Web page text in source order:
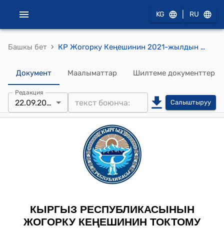
KG RU
Башкы бет › КР Жогорку Кеңешинин 2021-жылдын 22-сентябрындагы № 4846-VI "Кыргыз Республикасынын айрым мыйзам актыларына ("Энергиянын кайра жаралуучу булактары жөнүндө", "Кыргыз Республикасындагы лицензиялык-уруксат берүү тутуму жөнүндө" Кыргыз Республикасынын мыйзамдарына) өзгөртүүлөрдү киргизүү тууралуу" Кыргыз Республикасынын Мыйзамынын долбоорун экинчи окууда кабыл алуу жөнүндө" токтому
Документ Маалыматтар Шилтеме документтер
Редакция
22.09.2021 Салыштыруу